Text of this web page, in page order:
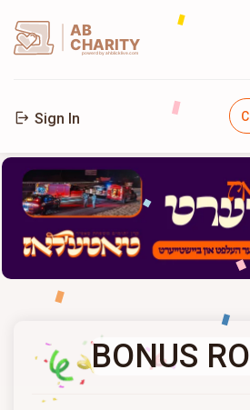
AB
CHARITY
powerd by ahblicklive.com
Sign In
BONUS